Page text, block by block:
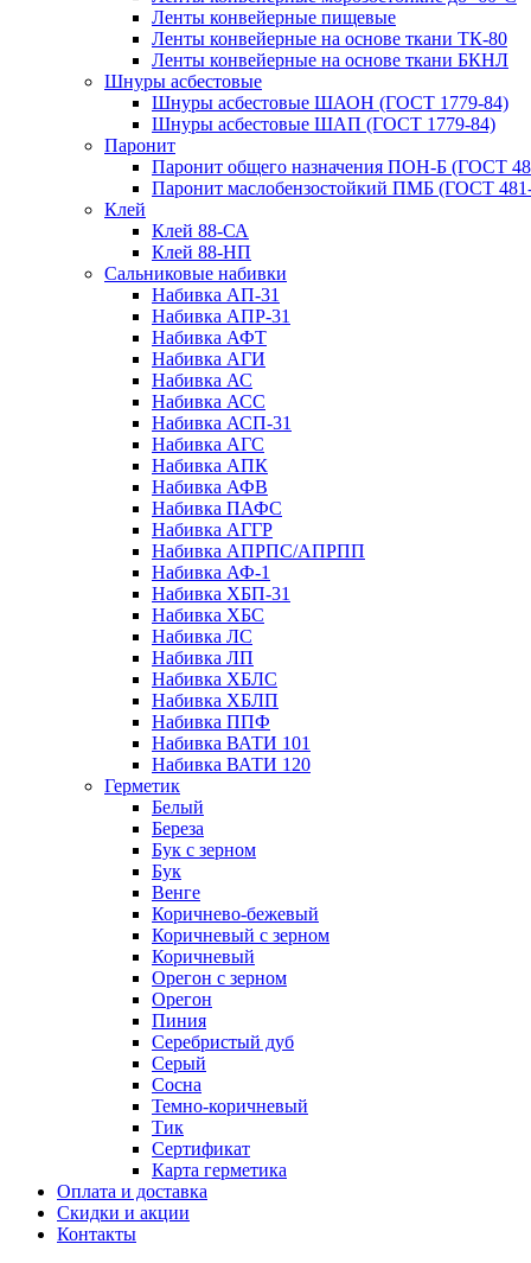
Ленты конвейерные пищевые
Ленты конвейерные на основе ткани ТК-80
Ленты конвейерные на основе ткани БКНЛ
Шнуры асбестовые
Шнуры асбестовые ШАОН (ГОСТ 1779-84)
Шнуры асбестовые ШАП (ГОСТ 1779-84)
Паронит
Паронит общего назначения ПОН-Б (ГОСТ
Паронит маслобензостойкий ПМБ (ГОСТ
Клей
Клей 88-СА
Клей 88-НП
Сальниковые набивки
Набивка АП-31
Набивка АПР-31
Набивка АФТ
Набивка АГИ
Набивка АС
Набивка АСС
Набивка АСП-31
Набивка АГС
Набивка АПК
Набивка АФВ
Набивка ПАФС
Набивка АГГР
Набивка АПРПС/АПРПП
Набивка АФ-1
Набивка ХБП-31
Набивка ХБС
Набивка ЛС
Набивка ЛП
Набивка ХБЛС
Набивка ХБЛП
Набивка ППФ
Набивка ВАТИ 101
Набивка ВАТИ 120
Герметик
Белый
Береза
Бук с зерном
Бук
Венге
Коричнево-бежевый
Коричневый с зерном
Коричневый
Орегон с зерном
Орегон
Пиния
Серебристый дуб
Серый
Сосна
Темно-коричневый
Тик
Сертификат
Карта герметика
Оплата и доставка
Cкидки и акции
Контакты